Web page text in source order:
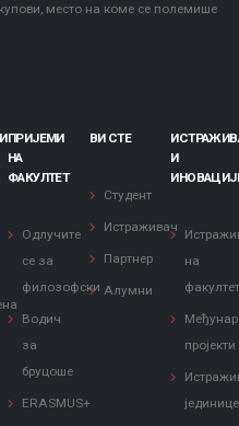
место на коме се полемише
ПРИЈЕМИ
НА
ФАКУЛТЕТ
Одлучите
се за
филозофски
Водич
за
бруцоше
ERASMUS+
ВИ СТЕ
Студент
Истраживач
Партнер
Алумни
И
на
пројекти
јединице